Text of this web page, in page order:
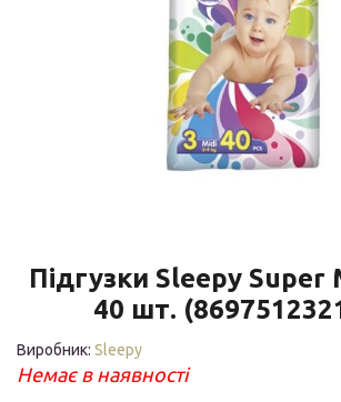
Підгузки Sleepy Super
40 шт.
Виробник: Sleepy
Немає в наявності